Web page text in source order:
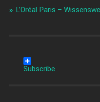
L’Oréal Paris –
Subscribe